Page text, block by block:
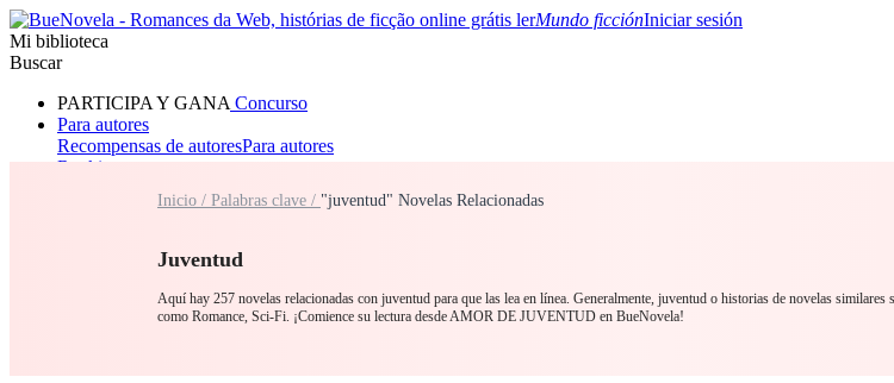
Mundo ficciónIniciar sesión
Mi biblioteca
Buscar
PARTICIPA Y GANA Concurso
Para autores
Recompensas de autoresPara autores
Ranking
RomanceLobisomem
Inicio / Palabras clave / "juventud" Novelas Relacionadas
Juventud
Aquí hay 257 novelas relacionadas con juventud para que las lea en línea. Generalmente, juventud o historias de novelas similares
como Romance, Sci-Fi. ¡Comience su lectura desde AMOR DE JUVENTUD en BueNovela!